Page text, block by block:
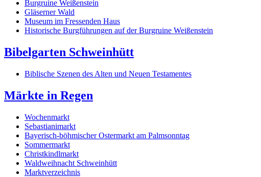
Burgruine Weißenstein
Gläserner Wald
Museum im Fressenden Haus
Historische Burgführungen auf der Burgruine Weißenstein
Bibelgarten Schweinhütt
Biblische Szenen des Alten und Neuen Testamentes
Märkte in Regen
Wochenmarkt
Sebastianimarkt
Bayerisch-böhmischer Ostermarkt am Palmsonntag
Sommermarkt
Christkindlmarkt
Waldweihnacht Schweinhütt
Marktverzeichnis